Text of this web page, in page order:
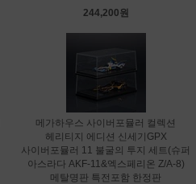
244,200원
메가하우스 사이버포뮬러 컬렉션
헤리티지 에디션 신세기GPX
사이버포뮬러 11 불굴의 투지 세트(슈퍼
아스라다 AKF-11&엑스페리온 Z/A-8)
메탈명판 특전포함 한정판